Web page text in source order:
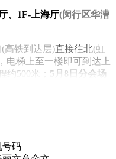
、1F-上海厅(闵行区华漕
(高铁到达层)直接往北(虹
，电梯上至一楼即可到达上
约500米； 5月8日分会场
号码